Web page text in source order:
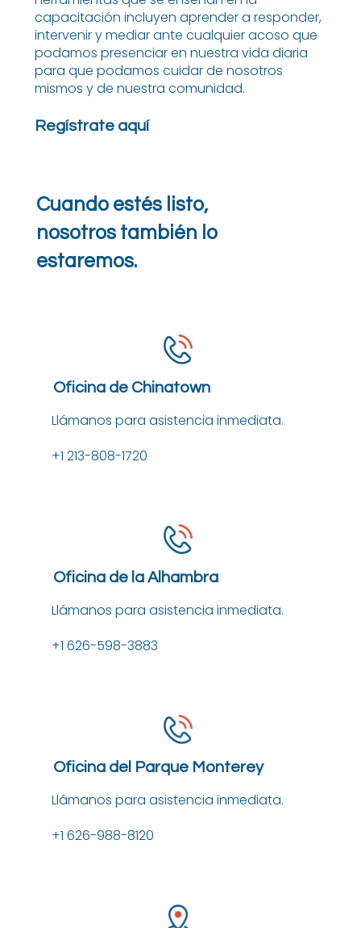
capacitación incluyen aprender a responder,
intervenir y mediar ante cualquier acoso que
podamos presenciar en nuestra vida diaria
para que podamos cuidar de nosotros
mismos y de nuestra comunidad.
Regístrate aquí
Cuando estés listo,
nosotros también lo
estaremos.
Oficina de Chinatown
Llámanos para asistencia inmediata.
+1 213-808-1720
Oficina de la Alhambra
Llámanos para asistencia inmediata.
+1 626-598-3883
Oficina del Parque Monterey
Llámanos para asistencia inmediata.
+1 626-988-8120